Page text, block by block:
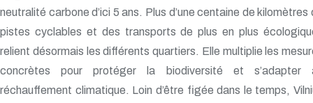
neutralité carbone d’ici 5 ans. Plus d’une centaine de kilomètres
pistes cyclables et des transports de plus en plus
relient désormais les différents quartiers. Elle multiplie les
concrètes pour protéger la biodiversité et s’adapter
réchauffement climatique. Loin d’être figée dans le temps,